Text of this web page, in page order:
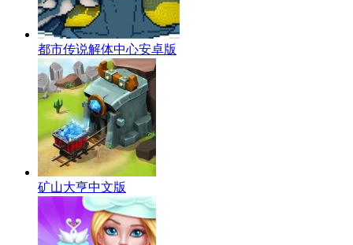
都市传说解体中心安卓版
矿山大亨中文版